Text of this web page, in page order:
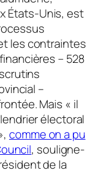
États-Unis, est
les contraintes
– 528
–
Mais « il
électoral
comme on a pu
, souligne-
de la